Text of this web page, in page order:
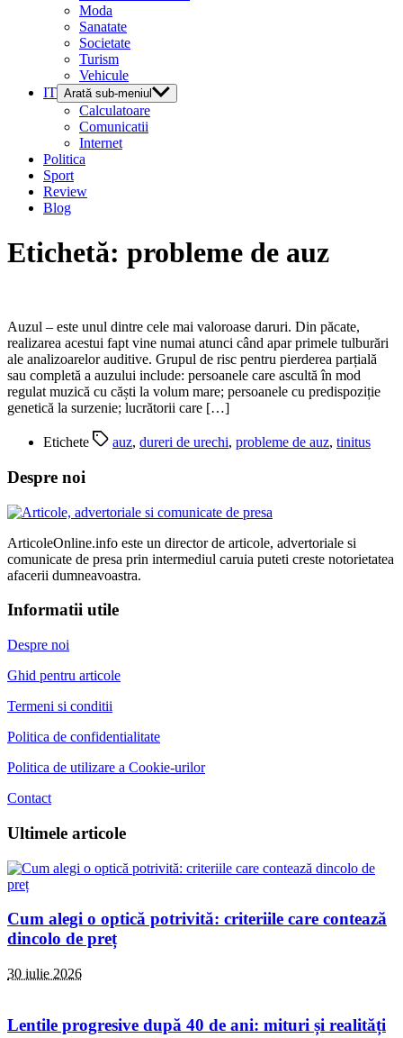
Moda
Sanatate
Societate
Turism
Vehicule
IT Arată sub-meniul
Calculatoare
Comunicatii
Internet
Politica
Sport
Review
Blog
Etichetă: probleme de auz
Auzul – este unul dintre cele mai valoroase daruri. Din păcate,
realizarea acestui fapt vine numai atunci când apar primele tulburări
ale analizoarelor auditive. Grupul de risc pentru pierderea parțială
sau completă a auzului include: persoanele care ascultă în mod
regulat muzică cu căști la volum mare; persoanele cu predispoziție
genetică la surzenie; lucrătorii care […]
Etichete auz, dureri de urechi, probleme de auz, tinitus
Despre noi
ArticoleOnline.info este un director de articole, advertoriale si
comunicate de presa prin intermediul caruia puteti creste notorietatea
afacerii dumneavoastra.
Informatii utile
Despre noi
Ghid pentru articole
Termeni si conditii
Politica de confidentialitate
Politica de utilizare a Cookie-urilor
Contact
Ultimele articole
Cum alegi o optică potrivită: criteriile care contează
dincolo de preț
30 iulie 2026
Lentile progresive după 40 de ani: mituri și realități